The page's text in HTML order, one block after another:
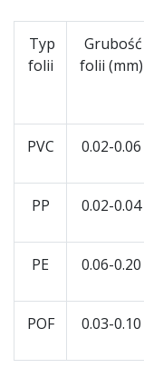
Typ
folii
Grubość
folii (mm)
PVC 0.02-0.06
PP 0.02-0.04
PE 0.06-0.20
POF 0.03-0.10